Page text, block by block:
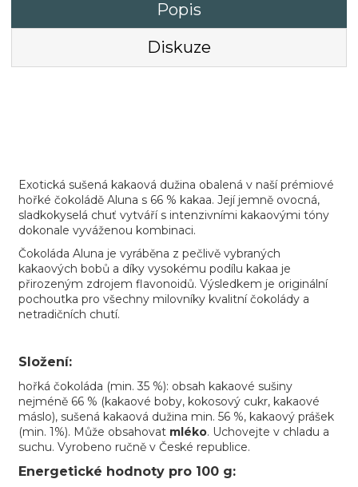
Popis
Diskuze
Exotická sušená kakaová dužina obalená v naší prémiové
hořké čokoládě Aluna s 66 % kakaa. Její jemně ovocná,
sladkokyselá chuť vytváří s intenzivními kakaovými tóny
dokonale vyváženou kombinaci.
Čokoláda Aluna je vyráběna z pečlivě vybraných
kakaových bobů a díky vysokému podílu kakaa je
přirozeným zdrojem flavonoidů. Výsledkem je originální
pochoutka pro všechny milovníky kvalitní čokolády a
netradičních chutí.
Složení:
hořká čokoláda (min. 35 %): obsah kakaové sušiny
nejméně 66 % (kakaové boby, kokosový cukr, kakaové
máslo), sušená kakaová dužina min. 56 %, kakaový prášek
(min. 1%). Může obsahovat mléko. Uchovejte v chladu a
suchu. Vyrobeno ručně v České republice.
Energetické hodnoty pro 100 g: